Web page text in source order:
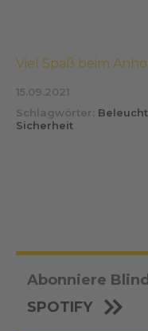
Viel Spaß beim
15.09.2021
Schlagwörter:
Sicherheit
Abonniere
SPOTIFY